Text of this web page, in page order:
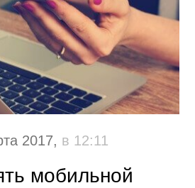
2017, в 12:11
мобильной